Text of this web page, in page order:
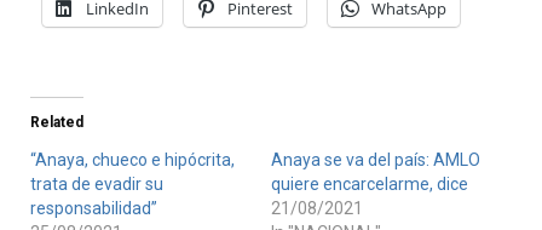
LinkedIn Pinterest WhatsApp
Related
“Anaya, chueco e hipócrita,
trata de evadir su
responsabilidad”
Anaya se va del país: AMLO
quiere encarcelarme, dice
21/08/2021